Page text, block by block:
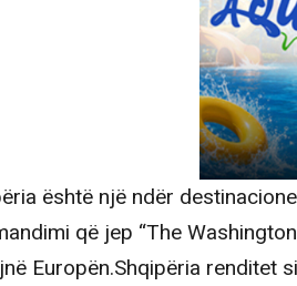
është një ndër
që jep “The
Europën.Shqipëria renditet